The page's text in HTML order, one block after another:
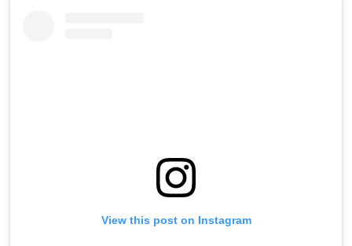
View this post on Instagram